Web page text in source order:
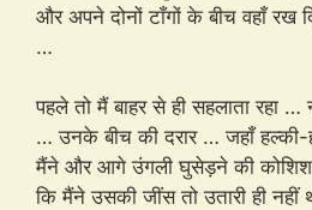
और अपने दोनों टाँगों के बीच वहाँ रख
…
पहले तो मैं बाहर से ही सहलाता रहा …
… उनके बीच की दरार … जहाँ हल्की-
मैंने और आगे उंगली घुसेड़ने की कोशिश
कि मैंने उसकी जींस तो उतारी ही